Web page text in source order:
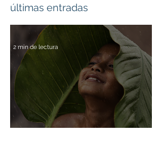
últimas entradas
2 min de lectura